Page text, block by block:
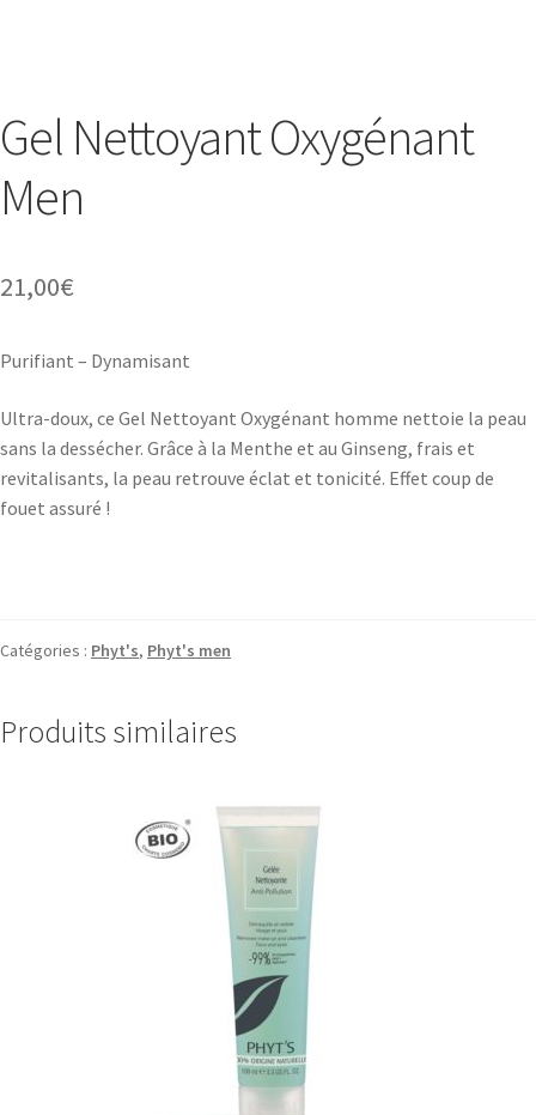
Gel Nettoyant Oxygénant
Men
21,00€
Purifiant – Dynamisant
Ultra-doux, ce Gel Nettoyant Oxygénant homme nettoie la peau
sans la dessécher. Grâce à la Menthe et au Ginseng, frais et
revitalisants, la peau retrouve éclat et tonicité. Effet coup de
fouet assuré !
Catégories : Phyt's, Phyt's men
Produits similaires